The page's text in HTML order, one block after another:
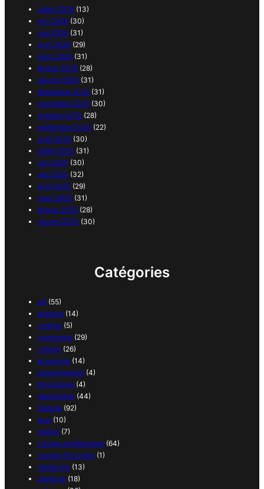
juillet 2026 (13)
juin 2026 (30)
mai 2026 (31)
avril 2026 (29)
mars 2026 (31)
février 2026 (28)
janvier 2026 (31)
décembre 2025 (31)
novembre 2025 (30)
octobre 2025 (28)
septembre 2025 (22)
août 2025 (30)
juillet 2025 (31)
juin 2025 (30)
mai 2025 (32)
avril 2025 (29)
mars 2025 (31)
février 2025 (28)
janvier 2025 (30)
Catégories
art (55)
biologie (14)
cinéma (5)
commerce (29)
cuisine (26)
économie (14)
enseignement (4)
étymologie (4)
géographie (44)
histoire (92)
jeux (10)
justice (7)
Langue et littérature (64)
Langue française (1)
médecine (13)
politique (18)